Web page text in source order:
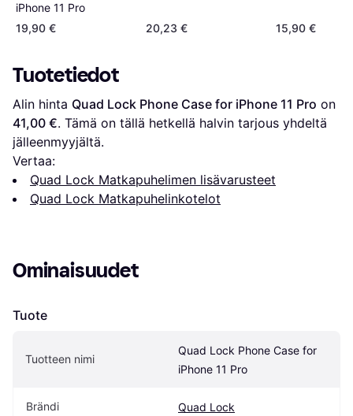
iPhone 11 Pro
19,90 €
20,23 € 15,90 €
Tuotetiedot
Alin hinta Quad Lock Phone Case for iPhone 11 Pro
41,00 €. Tämä on tällä hetkellä halvin tarjous yhdeltä
jälleenmyyjältä.
Vertaa:
Quad Lock Matkapuhelimen lisävarusteet
Quad Lock Matkapuhelinkotelot
Ominaisuudet
Tuote
Tuotteen nimi
Quad Lock Phone Case for
iPhone 11 Pro
Brändi Quad Lock